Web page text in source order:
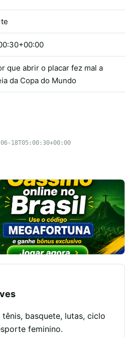
que abrir o placar fez mal a
da Copa do Mundo
18T05:00:30+00:00
basquete, lutas, ciclo
feminino.